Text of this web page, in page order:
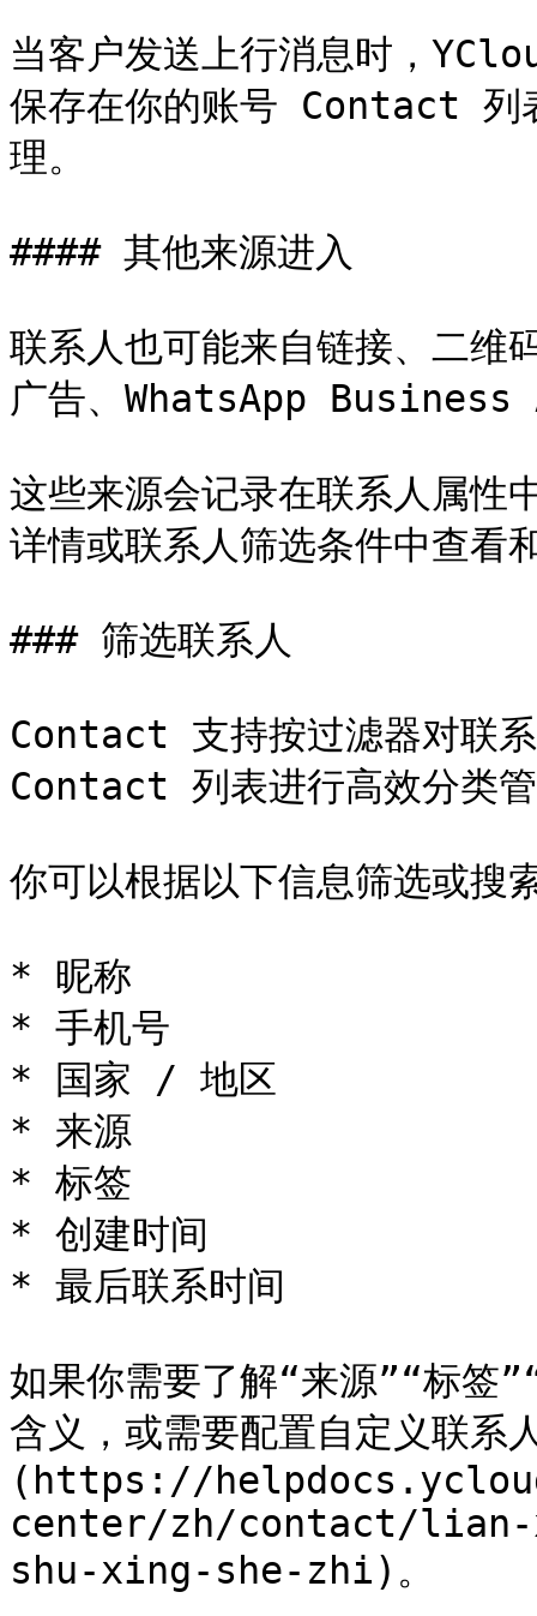
当客户发送上行消息时，
保存在你的账号 Contact 列
理。
#### 其他来源进入
联系人也可能来自链接、二
广告、WhatsApp Business
这些来源会记录在联系人属性
详情或联系人筛选条件中查看
### 筛选联系人
Contact 支持按过滤器对联
Contact 列表进行高效分类
你可以根据以下信息筛选或搜
* 昵称
* 手机号
* 国家 / 地区
* 来源
* 标签
* 创建时间
* 最后联系时间
如果你需要了解“来源”“标签
含义，或需要配置自定义联
(https://
center/zh/contact/
shu-xing-she-zhi)。